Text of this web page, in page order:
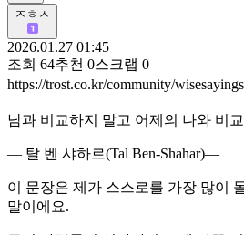
ㅈㅎㅅ
2026.01.27 01:45
조회 64추천 0스크랩 0
https://trost.co.kr/community/
남과 비교하지 말고 어제의 나와 비
— 탈 벤 샤하르(Tal Ben-Shahar)—
이 문장은 제가 스스로를 가장 많이
말이에요.